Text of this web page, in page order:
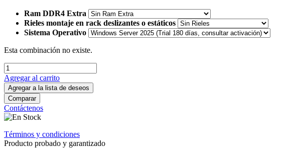
Ram DDR4 Extra
Rieles montaje en rack deslizantes o estáticos
Sistema Operativo
Esta combinación no existe.
Agregar al carrito
Agregar a la lista de deseos
Comparar
Contáctenos
Términos y condiciones
Producto probado y garantizado